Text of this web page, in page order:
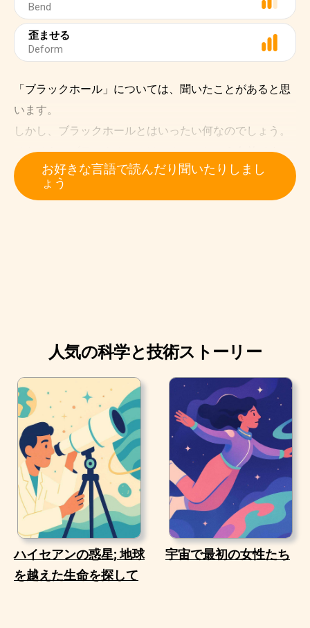
Bend
歪ませる
Deform
「ブラックホール」については、聞いたことがあると思
います。
しかし、ブラックホールとはいったい何なのでしょう。
そもそも、ブラックホールは、ホールという名前です
が、穴ではありません。
NASAによると、「ブラックホールは、非常に小さい空
お好きな言語で読んだり聞いたりしまし
ょう
人気の科学と技術ストーリー
ハイセアンの惑星; 地球
を越えた生命を探して
宇宙で最初の女性たち